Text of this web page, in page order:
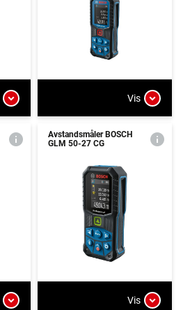
Vis
Avstandsmåler BOSCH
GLM 50-27 CG
Vis